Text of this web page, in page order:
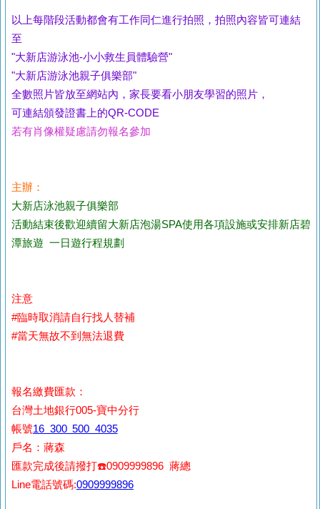
以上每階段活動都會有工作同仁進行拍照，拍照內容皆可連結
至
"大新店游泳池-小小救生員體驗營"
"大新店游泳池親子俱樂部"
全數照片皆放至網站內，家長要看小朋友學習的照片，
可連結頒發證書上的QR-CODE
若有肖像權疑慮請勿報名參加
主辦：
大新店泳池親子俱樂部
活動結束後歡迎續留大新店泡湯SPA使用各項設施或安排新店碧
潭旅遊 一日遊行程規劃
注意
#臨時取消請自行找人替補
#當天無故不到無法退費
報名繳費匯款：
台灣土地銀行005-寶中分行
帳號16 300 500 4035
戶名：蔣森
匯款完成後請撥打☎️0909999896 蔣總
Line電話號碼:0909999896